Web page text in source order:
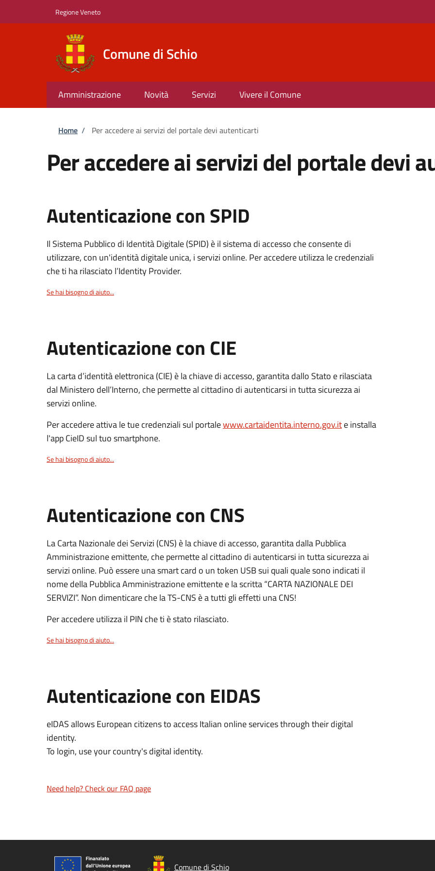
Regione Veneto
Comune di Schio
Amministrazione Novità Servizi Vivere il Comune
Briciole di pane
Home / Per accedere ai servizi del portale devi autenticarti
Per accedere ai servizi del portale devi
Autenticazione con SPID
Il Sistema Pubblico di Identità Digitale (SPID) è il sistema di accesso che consente di
utilizzare, con un'identità digitale unica, i servizi online. Per accedere utilizza le credenziali
che ti ha rilasciato l’Identity Provider.
Se hai bisogno di aiuto...
Autenticazione con CIE
La carta d’identità elettronica (CIE) è la chiave di accesso, garantita dallo Stato e rilasciata
dal Ministero dell’Interno, che permette al cittadino di autenticarsi in tutta sicurezza ai
servizi online.
Per accedere attiva le tue credenziali sul portalewww.cartaidentita.interno.gov.ite installa
l'app CieID sul tuo smartphone.
Se hai bisogno di aiuto...
Autenticazione con CNS
La Carta Nazionale dei Servizi (CNS) è la chiave di accesso, garantita dalla Pubblica
Amministrazione emittente, che permette al cittadino di autenticarsi in tutta sicurezza ai
servizi online. Può essere una smart card o un token USB sui quali quale sono indicati il
nome della Pubblica Amministrazione emittente e la scritta “CARTA NAZIONALE DEI
SERVIZI”. Non dimenticare che la TS-CNS è a tutti gli effetti una CNS!
Per accedere utilizza il PIN che ti è stato rilasciato.
Se hai bisogno di aiuto...
Autenticazione con EIDAS
eIDAS allows European citizens to access Italian online services through their digital
identity.
To login, use your country's digital identity.
Need help? Check our FAQ page
Comune di Schio